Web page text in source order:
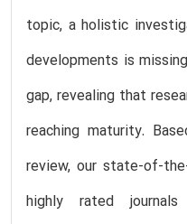
topic, a holistic
developments is
gap, revealing that
reaching maturity.
review, our state-of-
highly rated